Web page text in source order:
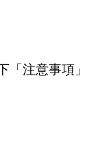
注意事項」